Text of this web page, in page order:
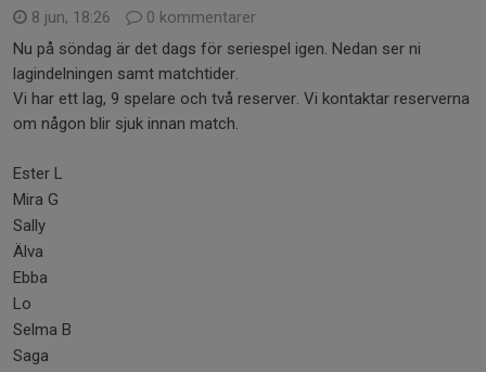
8 jun, 18:26
0 kommentarer
Nu på söndag är det dags för seriespel igen. Nedan ser ni
lagindelningen samt matchtider.
Vi har ett lag, 9 spelare och två reserver. Vi kontaktar reserverna
om någon blir sjuk innan match.
Ester L
Mira G
Sally
Älva
Ebba
Lo
Selma B
Saga